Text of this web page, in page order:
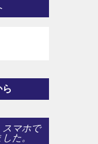
スマホで
た。